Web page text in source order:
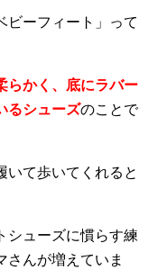
ビーフィート」って
らかく、底にラバー
るシューズのことで
いて歩いてくれると
シューズに慣らす練
さんが増えていま